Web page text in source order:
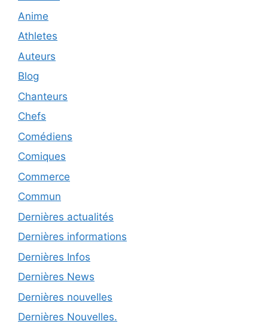
Anime
Athletes
Auteurs
Blog
Chanteurs
Chefs
Comédiens
Comiques
Commerce
Commun
Dernières actualités
Dernières informations
Dernières Infos
Dernières News
Dernières nouvelles
Dernières Nouvelles.